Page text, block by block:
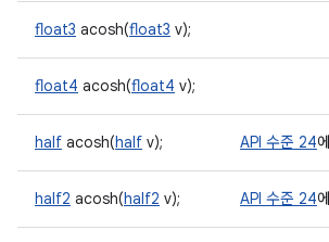
float3 acosh(float3 v);
float4 acosh(float4 v);
half acosh(half v); API 수준 24
half2 acosh(half2 v); API 수준 24